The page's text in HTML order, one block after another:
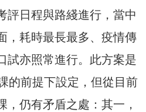
評日程與路綫進行，當中
，耗時最長最多、疫情傳
試亦照常進行。此方案是
的前提下設定，但從目前
，仍有矛盾之處：其一，